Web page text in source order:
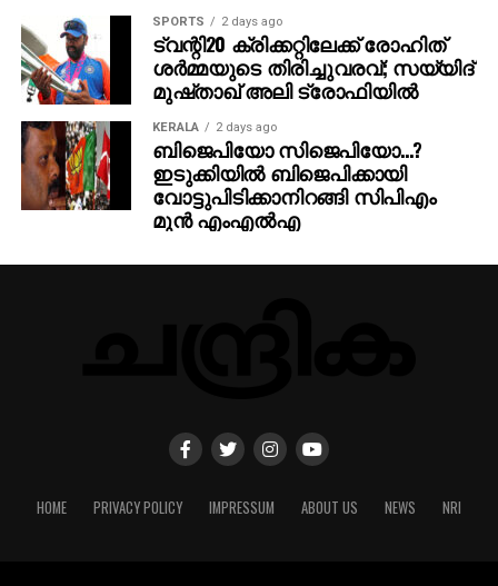
SPORTS 2 days ago
ട്വന്റി20 ക്രിക്കറ്റിലേക്ക് രോഹിത്
ശര്‍മ്മയുടെ തിരിച്ചുവരവ്; സയ്യിദ്
മുഷ്താഖ് അലി ട്രോഫിയില്‍
KERALA 2 days ago
ബിജെപിയോ സിജെപിയോ…?
ഇടുക്കിയില്‍ ബിജെപിക്കായി
വോട്ടുപിടിക്കാനിറങ്ങി സിപിഎം
മുന്‍ എംഎല്‍എ
HOME PRIVACY POLICY IMPRESSUM ABOUT US NEWS NRI